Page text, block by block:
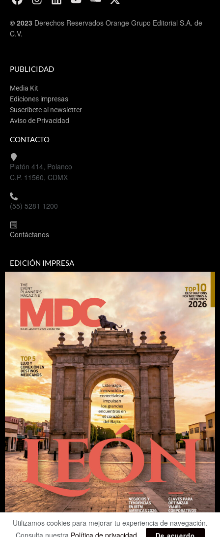
© 2023 Derechos Reservados Orange Grupo Editorial S.A. de
C.V.
PUBLICIDAD
Media Kit
Ediciones impresas
Suscríbete al newsletter
Aviso de Privacidad
CONTACTO
Platón 414, Polanco
C.P. 11560, CDMX
(55) 5281 1200
Contáctanos
EDICIÓN IMPRESA
Utilizamos cookies para mejorar tu experiencia de navegación.
Consulta nuestra Política de privacidad